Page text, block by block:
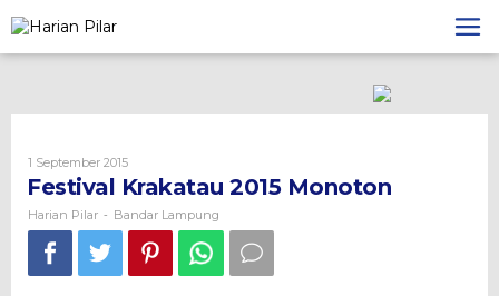
to
content
1 September 2015Oleh
Harian
Pilar
Festival Krakatau 2015 Monoton
Harian Pilar - Bandar Lampung